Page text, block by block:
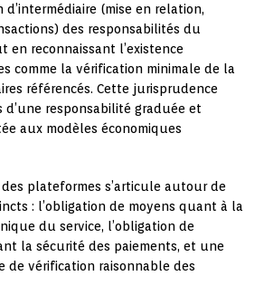
(mise en relation,
des responsabilités du
en reconnaissant l’existence
comme la vérification minimale de la
référencés. Cette jurisprudence
d’une responsabilité graduée et
aux modèles économiques
plateformes s’articule autour de
: l’obligation de moyens quant à la
du service, l’obligation de
la sécurité des paiements, et une
de vérification raisonnable des